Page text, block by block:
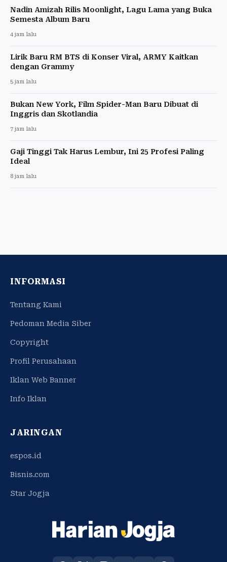
Nadin Amizah Rilis Moonlight, Lagu Lama yang Buka
Semesta Album Baru
4 jam lalu
Lirik Baru RM BTS di Konser Viral, ARMY Kaitkan
dengan Grammy
5 jam lalu
Bukan New York, Film Spider-Man Baru Dibuat di
Inggris dan Skotlandia
7 jam lalu
Gaji Tinggi Tak Harus Lembur, Ini 25 Profesi Paling
Ideal
8 jam lalu
INFORMASI
Tentang Kami
Pedoman Media Siber
Copyright
Profil Perusahaan
Iklan Web Banner
Info Iklan
JARINGAN
espos.id
Bisnis.com
Star Jogja